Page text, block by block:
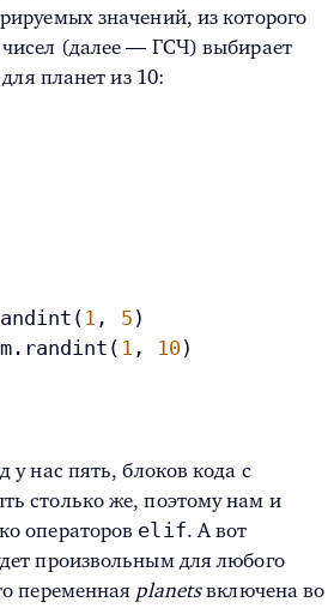
значений, из которого
чисел (далее — ГСЧ) выбирает
планет из 10:
1 , 5 )
1 , 10)
у нас пять, блоков кода с
столько же, поэтому нам и
операторов elif. А вот
произвольным для любого
переменная planetsвключена во